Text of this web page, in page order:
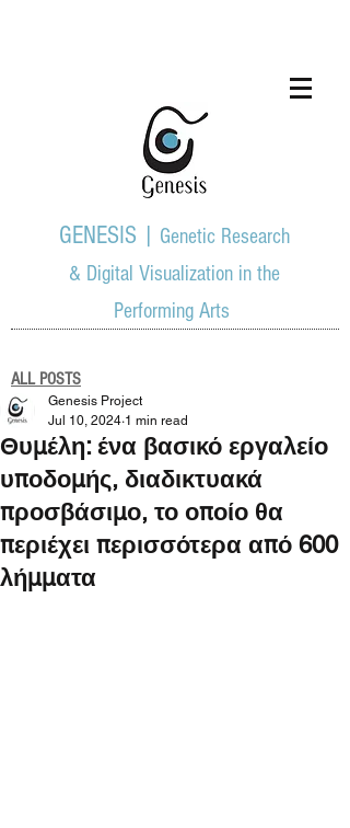
GENESIS | Genetic Research
& Digital Visualization in the
Performing Arts
ALL POSTS
Θυμέλη: ένα βασικό εργαλείο
υποδομής, διαδικτυακά
προσβάσιμο, το οποίο θα
περιέχει περισσότερα από 600
λήμματα
Genesis Project
Jul 10, 2024 1 min read